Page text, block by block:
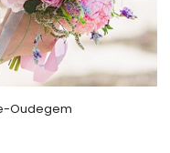
Oudegem